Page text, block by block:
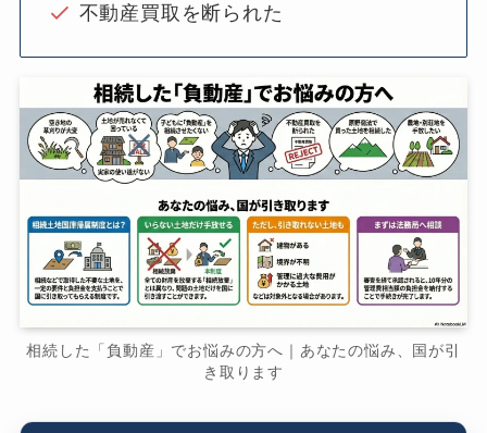
不動産買取を断られた
相続した「負動産」でお悩みの方へ｜あなたの悩み、国が引
き取ります